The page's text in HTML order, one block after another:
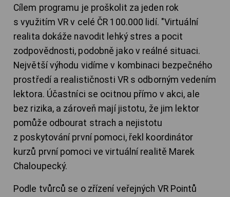
Cílem programu je proškolit za jeden rok
s využitím VR v celé ČR 100.000 lidí. "Virtuální
realita dokáže navodit lehký stres a pocit
zodpovědnosti, podobně jako v reálné situaci.
Největší výhodu vidíme v kombinaci bezpečného
prostředí a realističnosti VR s odborným vedením
lektora. Účastníci se ocitnou přímo v akci, ale
bez rizika, a zároveň mají jistotu, že jim lektor
pomůže odbourat strach a nejistotu
z poskytování první pomoci, řekl koordinátor
kurzů první pomoci ve virtuální realitě Marek
Chaloupecký.
Podle tvůrců se o zřízení veřejných VR Pointů